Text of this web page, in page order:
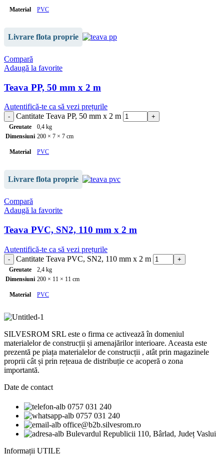
Material PVC
Culoare gri
Livrare flota proprie
Compară
Adaugă la favorite
Teava PP, 50 mm x 2 m
Autentifică-te ca să vezi prețurile
Cantitate Teava PP, 50 mm x 2 m
Greutate
0,4 kg
Dimensiuni 200 × 7 × 7 cm
Material PVC
Culoare
Livrare flota proprie
Compară
Adaugă la favorite
Teava PVC, SN2, 110 mm x 2 m
Autentifică-te ca să vezi prețurile
Cantitate Teava PVC, SN2, 110 mm x 2 m
Greutate
2,4 kg
Dimensiuni 200 × 11 × 11 cm
Material PVC
Lungime 2 m
Grosime 2.2 mm
Culoare oranj
SILVESROM SRL este o firma ce activează în domeniul
materialelor de construcții și amenajărilor interioare. Aceasta este
prezentă pe piața materialelor de construcții , atât prin magazinele
proprii cât și prin rețeaua de distribuție ce acoperă o zona
importantă.
Date de contact
0757 031 240
0757 031 240
office@b2b.silvesrom.ro
Bulevardul Republicii 110, Bârlad, Județ Vaslui
Informații UTILE